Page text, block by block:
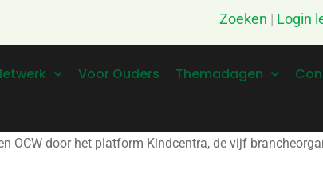
Zoeken | Login
Voor Ouders Themadagen
OCW door het platform Kindcentra, de vijf